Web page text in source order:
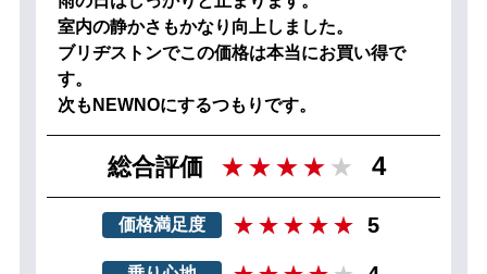
室内の静かさもかなり向上しました。
ブリヂストンでこの価格は本当にお買い得で
す。
次もNEWNOにするつもりです。
総合評価 4
価格満足度 5